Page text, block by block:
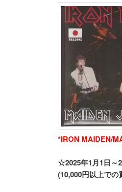
*IRON MAIDEN/
☆2025年1月1日～
(10,000円以上で